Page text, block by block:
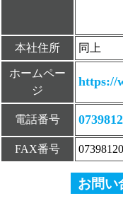
本社住所 同上
ホームペー
ジ
https://
電話番号
FAX番号
お問い